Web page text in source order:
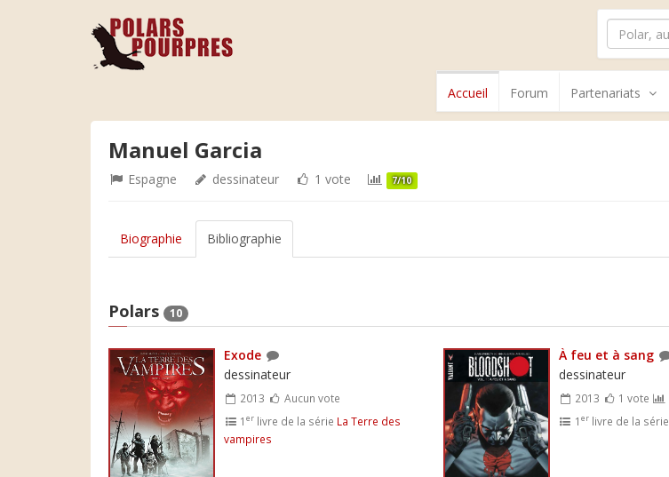
Accueil Forum Partenariats
Manuel Garcia
Espagne dessinateur 1 vote 7/10
Biographie Bibliographie
Polars 10
Exode
dessinateur
2013
Aucun vote
1er livre de la série La Terre des
vampires
À feu et à sang
dessinateur
2013 1 vote
1 erlivre de la série